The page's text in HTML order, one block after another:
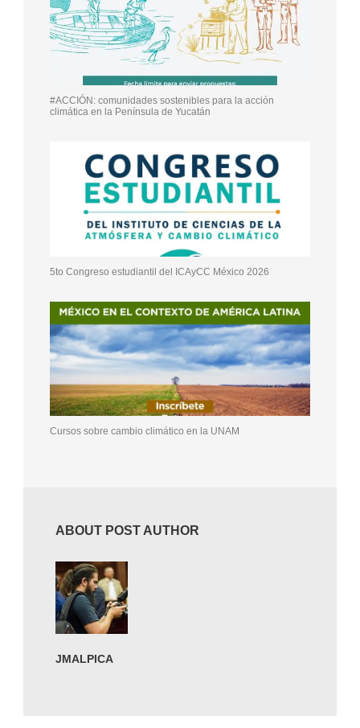
#ACCIÓN: comunidades sostenibles para la acción
climática en la Península de Yucatán
5to Congreso estudiantil del ICAyCC México 2026
Cursos sobre cambio climático en la UNAM
ABOUT POST AUTHOR
JMALPICA